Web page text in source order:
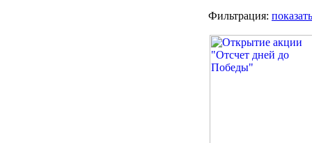
Фильтрация: